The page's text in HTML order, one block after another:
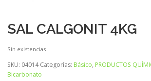
SAL CALGONIT 4KG
Sin existencias
SKU: 04014 Categorías: Básico, PRODUCTOS
Bicarbonato